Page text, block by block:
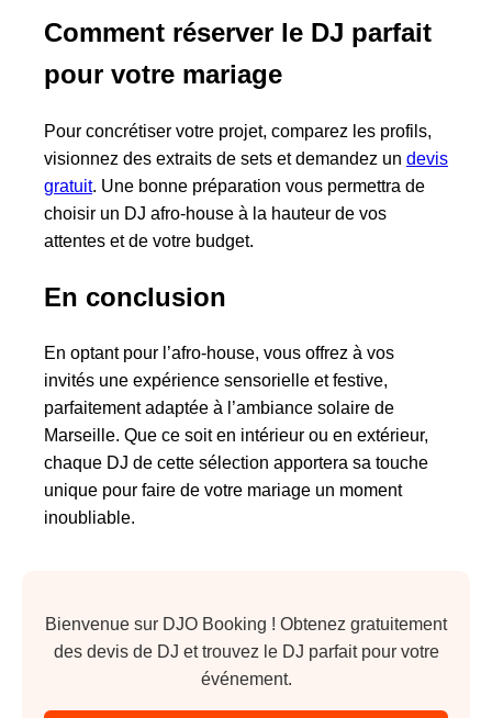
Comment réserver le DJ parfait
pour votre mariage
Pour concrétiser votre projet, comparez les profils,
visionnez des extraits de sets et demandez un devis
gratuit. Une bonne préparation vous permettra de
choisir un DJ afro-house à la hauteur de vos
attentes et de votre budget.
En conclusion
En optant pour l’afro-house, vous offrez à vos
invités une expérience sensorielle et festive,
parfaitement adaptée à l’ambiance solaire de
Marseille. Que ce soit en intérieur ou en extérieur,
chaque DJ de cette sélection apportera sa touche
unique pour faire de votre mariage un moment
inoubliable.
Bienvenue sur DJO Booking ! Obtenez gratuitement
des devis de DJ et trouvez le DJ parfait pour votre
événement.